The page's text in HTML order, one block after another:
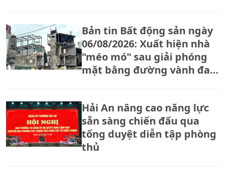
Bản tin Bất động sản ngày
06/08/2026: Xuất hiện nhà
"méo mó" sau giải phóng
mặt bằng đường vành đai
Hải An nâng cao năng lực
sẵn sàng chiến đấu qua
tổng duyệt diễn tập phòng
thủ